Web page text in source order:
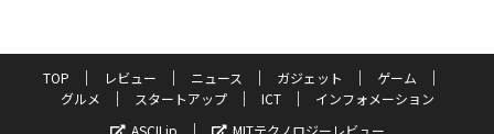
TOP レビュー ニュース ガジェット
ゲーム
グルメ
スタートアップ ICT
インフォメーション
ASCII.jp
MITテクノロジーレビュー